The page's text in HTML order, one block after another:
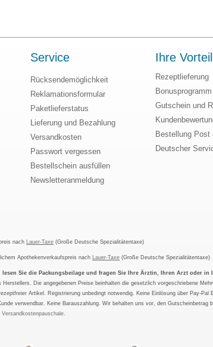
Service
Rücksendemöglichkeit
Reklamationsformular
Paketlieferstatus
Lieferung und Bezahlung
Versandkosten
Passwort vergessen
Bestellschein ausfüllen
Newsletteranmeldung
Ihre
Rezeptlieferung
Bonusprogramm
Gutschein und
Bestellung Post
Deutscher
nach Lauer-Taxe (Große Deutsche Spezialitätentaxe)
Apothekenverkaufspreis nach Lauer-Taxe (Große Deutsche Spezialitätentaxe)
Sie die Packungsbeilage und fragen Sie Ihre Ärztin, Ihren Arzt oder in
Die angegebenen Preise beinhalten die gesetzlich vorgeschriebene
Artikel. Registrierung unbedingt notwendig. Keine Einlösung über Pay-
verwendbar. Keine Barauszahlung. Wir behalten uns vor, den Gutscheinbetrag
Versandkostenpauschale